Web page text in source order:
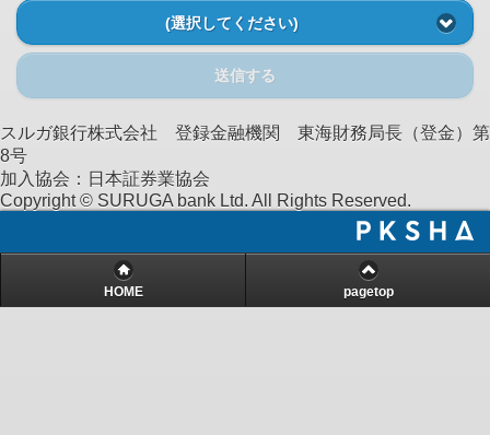
(選択してください)
送信する
スルガ銀行株式会社 登録金融機関 東海財務局長（登金）第
8号
加入協会：日本証券業協会
Copyright © SURUGA bank Ltd. All Rights Reserved.
HOME pagetop